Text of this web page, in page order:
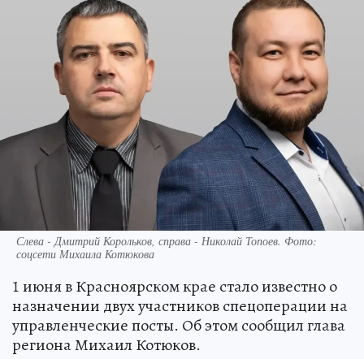
Слева - Дмитрий Корольков, справа - Николай Топоев. Фото:
соцсети Михаила Котюкова
1 июня в Красноярском крае стало известно о
назначении двух участников спецоперации на
управленческие посты. Об этом сообщил глава
региона Михаил Котюков.